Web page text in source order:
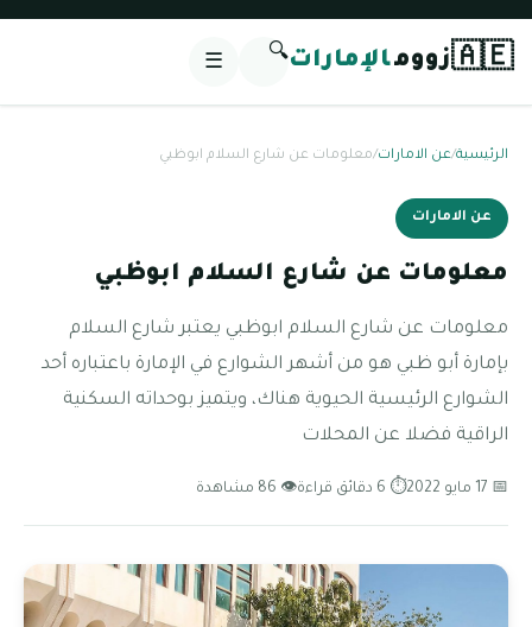
🇦🇪زوومالإمارات🔍
☰
الرئيسية/عن الامارات/معلومات عن شارع السلام ابوظبي
عن الامارات
معلومات عن شارع السلام ابوظبي
معلومات عن شارع السلام ابوظبي يعتبر شارع السلام
بإمارة أبو ظبي هو من أشهر الشوارع في الإمارة باعتباره أحد
الشوارع الرئيسية الحيوية هناك، ويتميز بوحداته السكنية
الراقية فضلا عن المحلات
📅 17 مايو 2022 ⏱ 6 دقائق قراءة 👁 86 مشاهدة